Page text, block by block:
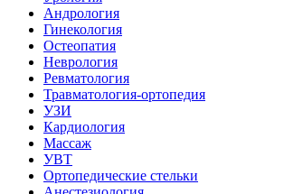
Андрология
Гинекология
Остеопатия
Неврология
Ревматология
Травматология-ортопедия
УЗИ
Кардиология
Массаж
УВТ
Ортопедические стельки